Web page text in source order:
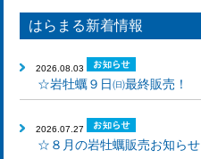
はらまる新着情報
2026.08.03
☆岩牡蠣９日㈰最終販売！
2026.07.27
☆８月の岩牡蠣販売お知らせ